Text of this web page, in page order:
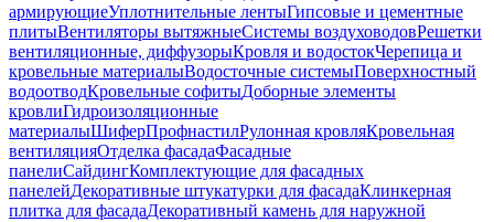
армирующиеУплотнительные лентыГипсовые и цементные
плитыВентиляторы вытяжныеСистемы воздуховодовРешетки
вентиляционные, диффузорыКровля и водостокЧерепица и
кровельные материалыВодосточные системыПоверхностный
водоотводКровельные софитыДоборные элементы
кровлиГидроизоляционные
материалыШиферПрофнастилРулонная кровляКровельная
вентиляцияОтделка фасадаФасадные
панелиСайдингКомплектующие для фасадных
панелейДекоративные штукатурки для фасадаКлинкерная
плитка для фасадаДекоративный камень для наружной